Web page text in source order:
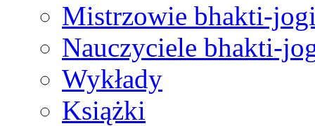
Mistrzowie bhakti-
Nauczyciele bhakti-
Wykłady
Książki